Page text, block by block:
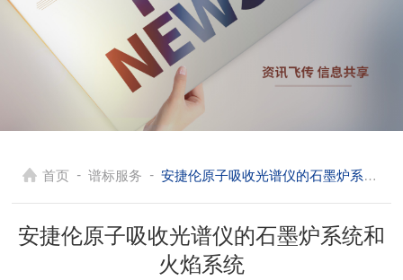
首页 - 谱标服务 - 安捷伦原子吸收光谱仪的石墨炉系统和火焰系统
安捷伦原子吸收光谱仪的石墨炉系统和
火焰系统